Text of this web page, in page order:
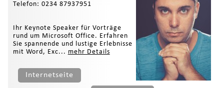
Telefon: 0234 87937951
Ihr Keynote Speaker für Vorträge
rund um Microsoft Office. Erfahren
Sie spannende und lustige Erlebnisse
mit Word, Exc... mehr Details
Internetseite